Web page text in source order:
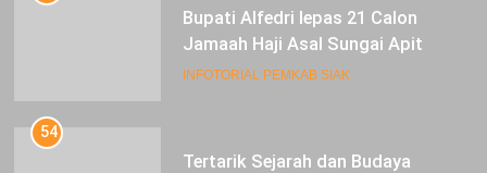
Bupati Alfedri lepas 21 Calon
Jamaah Haji Asal Sungai Apit
INFOTORIAL PEMKAB SIAK
54
Tertarik Sejarah dan Budaya